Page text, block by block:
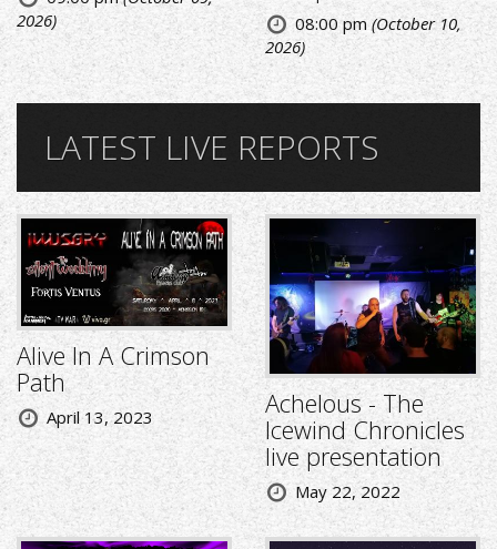
2026)
08:00 pm (October 10,
2026)
LATEST LIVE REPORTS
Alive In A Crimson
Path
April 13, 2023
Achelous - The
Icewind Chronicles
live presentation
May 22, 2022